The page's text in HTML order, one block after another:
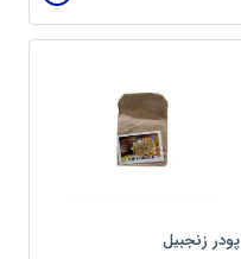
پودر زنجبیل